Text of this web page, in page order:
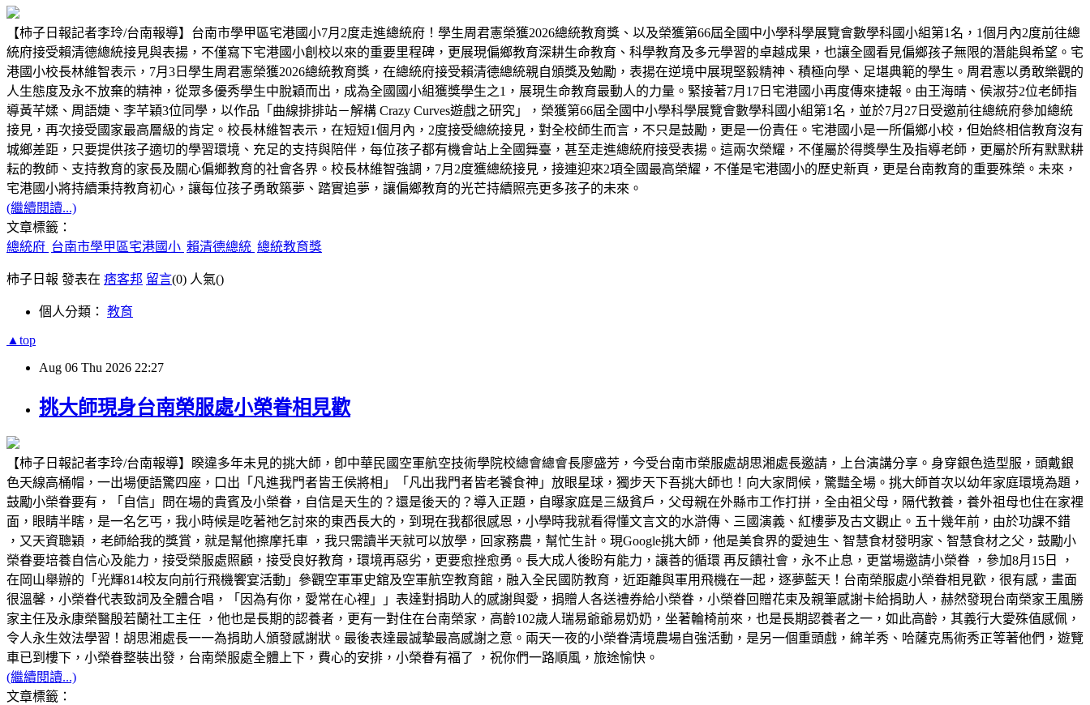
【柿子日報記者李玲/台南報導】台南市學甲區宅港國小7月2度走進總統府！學生周君憲榮獲2026總統教育獎、以及榮獲第66屆全國中小學科學展覽會數學科國小組第1名，1個月內2度前往總
統府接受賴清德總統接見與表揚，不僅寫下宅港國小創校以來的重要里程碑，更展現偏鄉教育深耕生命教育、科學教育及多元學習的卓越成果，也讓全國看見偏鄉孩子無限的潛能與希望。宅
港國小校長林維智表示，7月3日學生周君憲榮獲2026總統教育獎，在總統府接受賴清德總統親自頒獎及勉勵，表揚在逆境中展現堅毅精神、積極向學、足堪典範的學生。周君憲以勇敢樂觀的
人生態度及永不放棄的精神，從眾多優秀學生中脫穎而出，成為全國國小組獲獎學生之1，展現生命教育最動人的力量。緊接著7月17日宅港國小再度傳來捷報。由王海晴、侯淑芬2位老師指
導黃芊媃、周語婕、李芊穎3位同學，以作品「曲線排排站－解構 Crazy Curves遊戲之研究」，榮獲第66屆全國中小學科學展覽會數學科國小組第1名，並於7月27日受邀前往總統府參加總統
接見，再次接受國家最高層級的肯定。校長林維智表示，在短短1個月內，2度接受總統接見，對全校師生而言，不只是鼓勵，更是一份責任。宅港國小是一所偏鄉小校，但始終相信教育沒有
城鄉差距，只要提供孩子適切的學習環境、充足的支持與陪伴，每位孩子都有機會站上全國舞臺，甚至走進總統府接受表揚。這兩次榮耀，不僅屬於得獎學生及指導老師，更屬於所有默默耕
耘的教師、支持教育的家長及關心偏鄉教育的社會各界。校長林維智強調，7月2度獲總統接見，接連迎來2項全國最高榮耀，不僅是宅港國小的歷史新頁，更是台南教育的重要殊榮。未來，
宅港國小將持續秉持教育初心，讓每位孩子勇敢築夢、踏實追夢，讓偏鄉教育的光芒持續照亮更多孩子的未來。
(繼續閱讀...)
文章標籤：
總統府 台南市學甲區宅港國小 賴清德總統 總統教育獎
柿子日報 發表在 痞客邦 留言(0) 人氣()
個人分類： 教育
▲top
Aug 06 Thu 2026 22:27
挑大師現身台南榮服處小榮眷相見歡
【柿子日報記者李玲/台南報導】睽違多年未見的挑大師，卽中華民國空軍航空技術學院校總會總會長廖盛芳，今受台南市榮服處胡思湘處長邀請，上台演講分享。身穿銀色造型服，頭戴銀
色天線高桶帽，一出場便語驚四座，口出「凡進我門者皆王侯將相」「凡出我門者皆老饕食神」放眼星球，獨步天下吾挑大師也！向大家問候，驚豔全場。挑大師首次以幼年家庭環境為題，
鼓勵小榮眷要有，「自信」問在場的貴賓及小榮眷，自信是天生的？還是後天的？導入正題，自曝家庭是三級貧戶，父母親在外縣市工作打拼，全由祖父母，隔代教養，養外祖母也住在家裡
面，眼睛半瞎，是一名乞丐，我小時候是吃著祂乞討來的東西長大的，到現在我都很感恩，小學時我就看得懂文言文的水滸傳、三國演義、紅樓夢及古文觀止。五十幾年前，由於功課不錯
，又天資聰穎 ，老師給我的獎賞，就是幫他擦摩托車 ，我只需讀半天就可以放學，回家務農，幫忙生計。現Google挑大師，他是美食界的愛迪生、智慧食材發明家、智慧食材之父，鼓勵小
榮眷要培養自信心及能力，接受榮服處照顧，接受良好教育，環境再惡劣，更要愈挫愈勇。長大成人後盼有能力，讓善的循環 再反饋社會，永不止息，更當場邀請小榮眷 ，參加8月15日 ，
在岡山舉辦的「光輝814校友向前行飛機饗宴活動」參觀空軍軍史舘及空軍航空教育館，融入全民國防教育，近距離與軍用飛機在一起，逐夢藍天！台南榮服處小榮眷相見歡，很有感，畫面
很溫馨，小榮眷代表致詞及全體合唱，「因為有你，愛常在心裡」」表達對捐助人的感謝與愛，捐贈人各送禮券給小榮眷，小榮眷回贈花束及親筆感謝卡給捐助人，赫然發現台南榮家王風勝
家主任及永康榮醫殷若蘭社工主任 ，他也是長期的認養者，更有一對住在台南榮家，高齡102歲人瑞易爺爺易奶奶，坐著輪椅前來，也是長期認養者之一，如此高齡，其義行大愛殊值感佩，
令人永生效法學習！胡思湘處長一一為捐助人頒發感謝狀。最後表達最誠摯最高感謝之意。兩天一夜的小榮眷清境農場自強活動，是另一個重頭戲，綿羊秀、哈薩克馬術秀正等著他們，遊覽
車已到樓下，小榮眷整裝出發，台南榮服處全體上下，費心的安排，小榮眷有福了 ，祝你們一路順風，旅途愉快。
(繼續閱讀...)
文章標籤：